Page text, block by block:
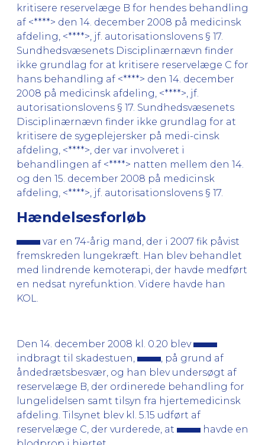
kritisere reservelæge B for hendes behandling
af <****> den 14. december 2008 på medicinsk
afdeling, <****>, jf. autorisationslovens § 17.
Sundhedsvæsenets Disciplinærnævn finder
ikke grundlag for at kritisere reservelæge C for
hans behandling af <****> den 14. december
2008 på medicinsk afdeling, <****>, jf.
autorisationslovens § 17. Sundhedsvæsenets
Disciplinærnævn finder ikke grundlag for at
kritisere de sygeplejersker på medi-cinsk
afdeling, <****>, der var involveret i
behandlingen af <****> natten mellem den 14.
og den 15. december 2008 på medicinsk
afdeling, <****>, jf. autorisationslovens § 17.
Hændelsesforløb
var en 74-årig mand, der i 2007 fik påvist
fremskreden lungekræft. Han blev behandlet
med lindrende kemoterapi, der havde medført
en nedsat nyrefunktion. Videre havde han
KOL.
Den 14. december 2008 kl. 0.20 blev
indbragt til skadestuen,
, på grund af
åndedrætsbesvær, og han blev undersøgt af
reservelæge B, der ordinerede behandling for
lungelidelsen samt tilsyn fra hjertemedicinsk
afdeling. Tilsynet blev kl. 5.15 udført af
reservelæge C, der vurderede, at
havde en